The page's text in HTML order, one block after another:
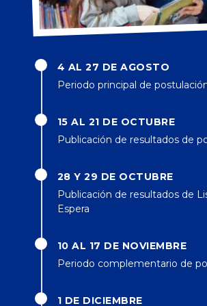
4 AL 27 DE AGOSTO
Periodo principal de
15 AL 21 DE OCTUBRE
Publicación de resultados de
28 Y 29 DE OCTUBRE
Publicación de resultados de
Espera
10 AL 17 DE NOVIEMBRE
Periodo complementario de
1 DE DICIEMBRE